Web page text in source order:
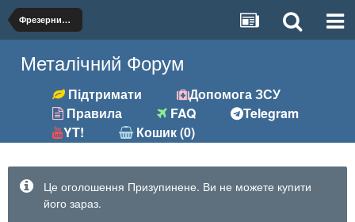
Фрезерний (фрези, розгортки та ін.)
Металічний Форум
Підтримати
Допомога ЗСУ
Правила
FAQ
Telegram
YT!
Кошик (0)
Це оголошення Призупинене. Ви не можете купити
його зараз.